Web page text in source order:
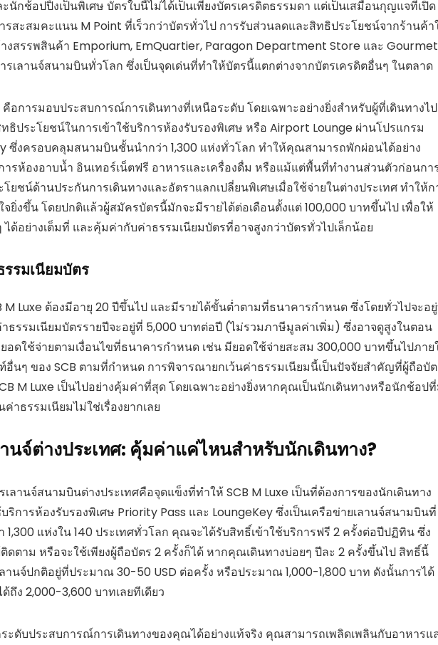
กช้อปปิ้งเป็นพิเศษ บัตรใบนี้ไม่ได้เป็นเพียงบัตรเครดิตธรรมดา แต่เป็นเสมือนกุญแจที่เปิด
สะสมคะแนน M Point ที่เร็วกว่าบัตรทั่วไป การรับส่วนลดและสิทธิประโยชน์จากร้านค้า
างสรรพสินค้า Emporium, EmQuartier, Paragon Department Store และ Gourmet
รเลานจ์สนามบินทั่วโลก ซึ่งเป็นจุดเด่นที่ทำให้บัตรนี้แตกต่างจากบัตรเครดิตอื่นๆ ในตลาด
อการมอบประสบการณ์การเดินทางที่เหนือระดับ โดยเฉพาะอย่างยิ่งสำหรับผู้ที่เดินทางไป
ธิประโยชน์ในการเข้าใช้บริการห้องรับรองพิเศษ หรือ Airport Lounge ผ่านโปรแกรม
ซึ่งครอบคลุมสนามบินชั้นนำกว่า 1,300 แห่งทั่วโลก ทำให้คุณสามารถพักผ่อนได้อย่าง
ารห้องอาบน้ำ อินเทอร์เน็ตฟรี อาหารและเครื่องดื่ม หรือแม้แต่พื้นที่ทำงานส่วนตัวก่อนกา
ยชน์ด้านประกันการเดินทางและอัตราแลกเปลี่ยนพิเศษเมื่อใช้จ่ายในต่างประเทศ ทำให้ก
ยิ่งขึ้น โดยปกติแล้วผู้สมัครบัตรนี้มักจะมีรายได้ต่อเดือนตั้งแต่ 100,000 บาทขึ้นไป เพื่อให้
ด้อย่างเต็มที่ และคุ้มค่ากับค่าธรรมเนียมบัตรที่อาจสูงกว่าบัตรทั่วไปเล็กน้อย
รมเนียมบัตร
Luxe ต้องมีอายุ 20 ปีขึ้นไป และมีรายได้ขั้นต่ำตามที่ธนาคารกำหนด ซึ่งโดยทั่วไปจะอ
ธรรมเนียมบัตรรายปีจะอยู่ที่ 5,000 บาทต่อปี (ไม่รวมภาษีมูลค่าเพิ่ม) ซึ่งอาจดูสูงในตอน
อดใช้จ่ายตามเงื่อนไขที่ธนาคารกำหนด เช่น มียอดใช้จ่ายสะสม 300,000 บาทขึ้นไปภาย
นๆ ของ SCB ตามที่กำหนด การพิจารณายกเว้นค่าธรรมเนียมนี้เป็นปัจจัยสำคัญที่ผู้ถือบั
M Luxe เป็นไปอย่างคุ้มค่าที่สุด โดยเฉพาะอย่างยิ่งหากคุณเป็นนักเดินทางหรือนักช้อป
าธรรมเนียมไม่ใช่เรื่องยากเลย
นจ์ต่างประเทศ: คุ้มค่าแค่ไหนสำหรับนักเดินทาง?
ลานจ์สนามบินต่างประเทศคือจุดแข็งที่ทำให้ SCB M Luxe เป็นที่ต้องการของนักเดินทาง
การห้องรับรองพิเศษ Priority Pass และ LoungeKey ซึ่งเป็นเครือข่ายเลานจ์สนามบินที่
แห่งใน 140 ประเทศทั่วโลก คุณจะได้รับสิทธิ์เข้าใช้บริการฟรี 2 ครั้งต่อปีปฏิทิน ซึ่ง
ดตาม หรือจะใช้เพียงผู้ถือบัตร 2 ครั้งก็ได้ หากคุณเดินทางบ่อยๆ ปีละ 2 ครั้งขึ้นไป สิทธิ์นี้
านจ์ปกติอยู่ที่ประมาณ 30-50 USD ต่อครั้ง หรือประมาณ 1,000-1,800 บาท ดังนั้นการได้
ถึง 2,000-3,600 บาทเลยทีเดียว
ระดับประสบการณ์การเดินทางของคุณได้อย่างแท้จริง คุณสามารถเพลิดเพลินกับอาหารแ